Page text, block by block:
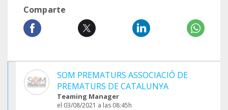
Comparte
SOM PREMATURS ASSOCIACIÓ DE
PREMATURS DE CATALUNYA
Teaming Manager
el 03/08/2021 a las 08:45h